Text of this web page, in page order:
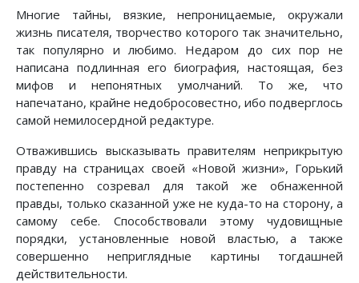
Многие тайны, вязкие, непроницаемые, окружали
жизнь писателя, творчество которого так значительно,
так популярно и любимо. Недаром до сих пор не
написана подлинная его биография, настоящая, без
мифов и непонятных умолчаний. То же, что
напечатано, крайне недобросовестно, ибо подверглось
самой немилосердной редактуре.
Отважившись высказывать правителям неприкрытую
правду на страницах своей «Новой жизни», Горький
постепенно созревал для такой же обнаженной
правды, только сказанной уже не куда-то на сторону, а
самому себе. Способствовали этому чудовищные
порядки, установленные новой властью, а также
совершенно неприглядные картины тогдашней
действительности.